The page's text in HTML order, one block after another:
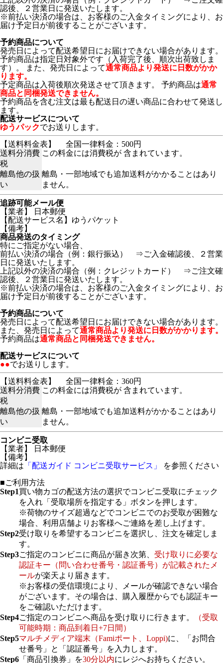
認後、２営業日に発送いたします。
※前払い決済の場合は、お客様のご入金タイミングにより、お
届け予定日が前後することがございます。
予約商品について
発売日によって配送希望日にお届けできない場合があります。
予約商品は指定日対象外です（入荷完了後、順次出荷致しま
す）。 また、発売日によって通常商品より発送に日数がかか
ります。
予定商品は入荷後順次発送させて頂きます。 予約商品は通常
商品と同梱発送できません。
予約商品を含む注文は最も配送日の遅い商品に合わせて発送し
ます。
配送サービスについて
ゆうパックでお送りします。
【送料料金表】
全国一律料金：500円
送料分消費
税
この料金には消費税が 含まれています。
離島他の扱
い
離島・一部地域でも追加送料がかかることはあり
ません。
追跡可能メール便
【業者】 日本郵便
【配送サービス名】ゆうパケット
【備考】
商品発送のタイミング
特にご指定がない場合、
前払い決済の場合（例：銀行振込） ⇒ご入金確認後、２営業
日に発送いたします。
上記以外の決済の場合（例：クレジットカード） ⇒ご注文確
認後、２営業日に発送いたします。
※前払い決済の場合は、お客様のご入金タイミングにより、お
届け予定日が前後することがございます。
予約商品について
発売日によって配送希望日にお届けできない場合があります。
また、発売日によって通常商品より発送に日数がかかります。
予約商品は通常商品と同梱発送できません。
配送サービスについて
●●でお送りします。
【送料料金表】
全国一律料金：360円
送料分消費
税
この料金には消費税が 含まれています。
離島他の扱
い
離島・一部地域でも追加送料がかかることはあり
ません。
コンビニ受取
【業者】 日本郵便
【備考】
詳細は 「配送ガイド コンビニ受取サービス」
を参照ください
■ご利用方法
Step1買い物カゴの配送方法の選択でコンビニ受取にチェック
を入れ「受取場所を指定する」ボタンを押します。
※荷物のサイズ超過などでコンビニでのお受取が困難な
場合、利用店舗よりお客様へご連絡を差し上げます。
Step2受け取りを希望するコンビニを選択し、注文を確定しま
す。
Step3ご指定のコンビニに商品が届き次第、 受け取りに必要な
認証キー（問い合わせ番号・認証番号）が記載されたメ
ールが楽天より届きます。
※お客様の受信環境により、メールが確認できない場合
がございます。その場合は、購入履歴からでも認証キー
をご確認いただけます。
Step4ご指定のコンビニへ商品を受け取りに行きます。
（受取
可能時期：商品到着日+7日間）
Step5マルチメディア端末（Famiポート、Loppi)に、「お問合
せ番号」と「認証番号」を入力します。
Step6 「商品引換券」を30分以内にレジへお持ちください。